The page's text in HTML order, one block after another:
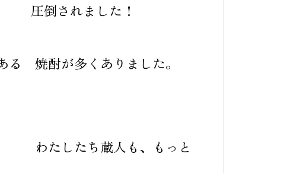
圧倒されました！
る 焼酎が多くありました。
わたしたち蔵人も、もっと